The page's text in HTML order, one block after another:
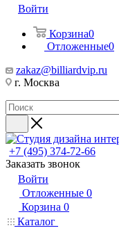
Войти
Корзина0
Отложенные0
zakaz@billiardvip.ru
г. Москва
+7 (495) 374-72-66
Заказать звонок
Войти
Отложенные 0
Корзина 0
Каталог